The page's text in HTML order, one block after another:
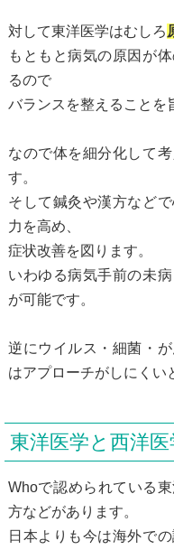
対して東洋医学はむしろ
もともと病気の原因が
るので
バランスを整えることを
なので体を細分化して
す。
そして鍼灸や漢方など
力を高め、
症状改善を図ります。
いわゆる病気手前の未
が可能です。
逆にウイルス・細菌・
はアプローチがしにくい
東洋医学と西洋
Whoで認められている
方などがあります。
日本よりも今は海外で